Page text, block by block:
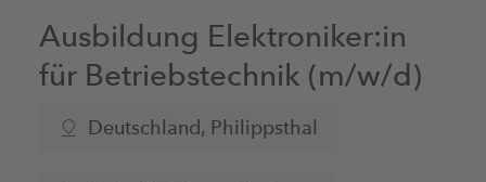
Ausbildung Elektroniker:in
für Betriebstechnik (m/w/d)
Deutschland, Philippsthal